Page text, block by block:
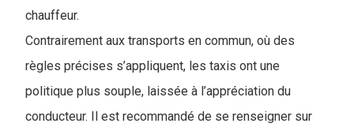
chauffeur.
Contrairement aux transports en commun, où des
règles précises s’appliquent, les taxis ont une
politique plus souple, laissée à l’appréciation du
conducteur. Il est recommandé de se renseigner sur